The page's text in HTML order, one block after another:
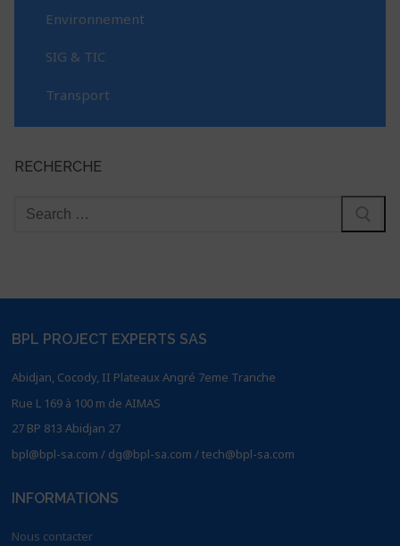
Environnement
SIG & TIC
Transport
RECHERCHE
BPL PROJECT EXPERTS SAS
Abidjan, Cocody, II Plateaux Angré 7eme Tranche
Rue L 169 à 100 m de AIMAS
27 BP 813 Abidjan 27
bpl@bpl-sa.com / dg@bpl-sa.com / tech@bpl-sa.com
INFORMATIONS
Nous contacter